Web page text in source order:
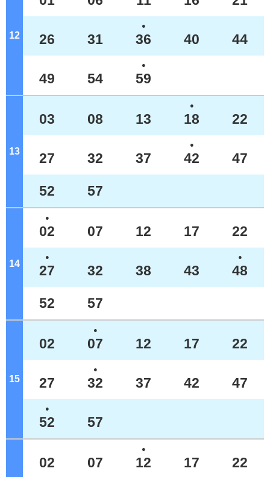
12 26 31
●
36 40 44
49 54
●
59
13
03 08 13
●
18 22
27 32 37
●
42 47
52 57
14
●
02 07 12 17 22
●
27 32 38 43
●
48
52 57
15
02
●
07 12 17 22
27
●
32 37 42 47
●
52 57
02 07
●
12 17 22